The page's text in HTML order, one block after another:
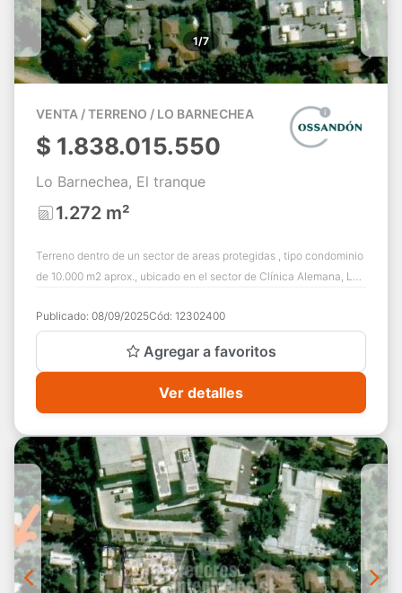
1/7
VENTA / TERRENO / LO BARNECHEA
$ 1.838.015.550
Lo Barnechea, El tranque
1.272 m²
Terreno dentro de un sector de areas protegidas , tipo condominio
de 10.000 m2 aprox., ubicado en el sector de Clínica Alemana, Los
Publicado: 08/09/2025Cód: 12302400
Agregar a favoritos
Ver detalles